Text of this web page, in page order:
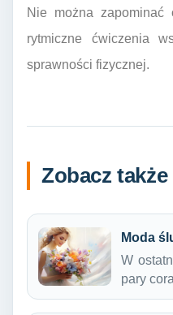
Nie można zapominać
rytmiczne ćwiczenia
sprawności fizycznej.
Zobacz także
Moda
W
pary